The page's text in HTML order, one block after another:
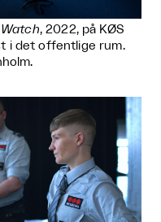
, 2022, på KØS
i det offentlige rum.